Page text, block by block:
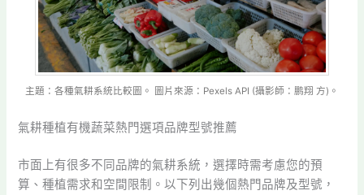
主題：各種氣耕系統比較圖。 圖片來源：Pexels API (攝影師：鹏翔 方)。
氣耕種植有機蔬菜熱門選項品牌型號推薦
市面上有很多不同品牌的氣耕系統，選擇時需考慮您的預
算、種植需求和空間限制。以下列出幾個熱門品牌及型號，